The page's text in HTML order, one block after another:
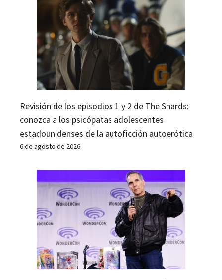
Revisión de los episodios 1 y 2 de The Shards:
conozca a los psicópatas adolescentes
estadounidenses de la autoficción autoerótica
6 de agosto de 2026